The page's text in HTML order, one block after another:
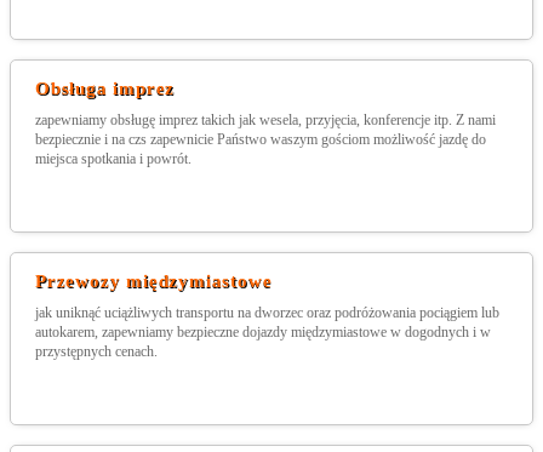
Obsługa imprez
zapewniamy obsługę imprez takich jak wesela, przyjęcia, konferencje itp. Z nami
bezpiecznie i na czs zapewnicie Państwo waszym gościom możliwość jazdę do
miejsca spotkania i powrót.
Przewozy międzymiastowe
jak uniknąć uciążliwych transportu na dworzec oraz podróżowania pociągiem lub
autokarem, zapewniamy bezpieczne dojazdy międzymiastowe w dogodnych i w
przystępnych cenach.